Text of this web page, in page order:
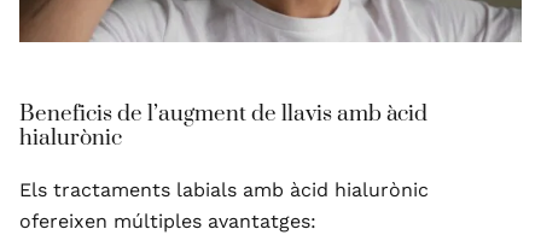
Beneficis de l’augment de llavis amb àcid
hialurònic
Els tractaments labials amb àcid hialurònic
ofereixen múltiples avantatges: